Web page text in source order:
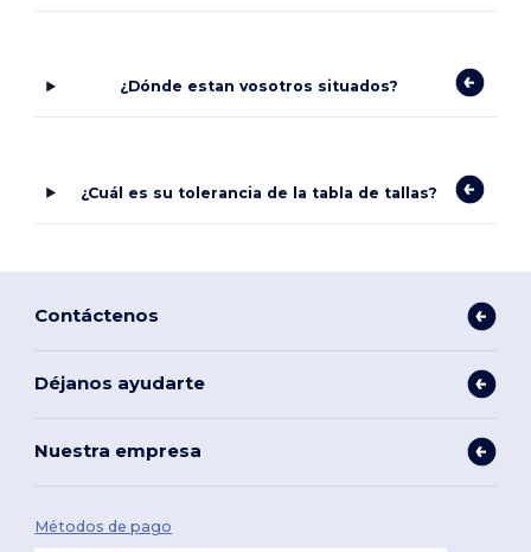
¿Dónde estan vosotros situados?
¿Cuál es su tolerancia de la tabla de tallas?
Contáctenos
Déjanos ayudarte
Nuestra empresa
Métodos de pago